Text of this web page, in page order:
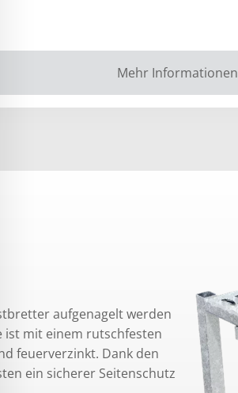
Mehr Informationen
aufgenagelt werden
ist mit einem rutschfesten
feuerverzinkt. Dank den
ein sicherer Seitenschutz